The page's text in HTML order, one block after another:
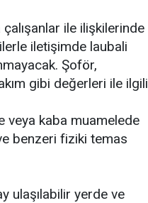
ile ilişkilerinde
iletişimde laubali
Şoför,
gibi değerleri ile ilgili
veya kaba muamelede
benzeri fiziki temas
ulaşılabilir yerde ve